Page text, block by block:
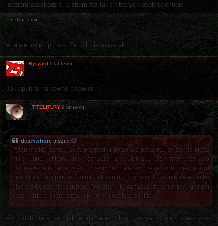
ludziom zaszkodzić, a znam też takich których osobiście lubię.
Lis 9 lat temu
A ja nie lubię ćpunów. Za to lubię narkotyki.
Ryszard 9 lat temu
Jak cpun to na pewno pisowiec...
TITELITURY 9 lat temu
deathwhore pisze:
Pytanie takie samo, jak w przypadku pytania o pedałów: to, że nie kręcą
mnie inne chłopy, nie oznacza z automatu, że mam coś do
homoseksualistów, a wręcz przeciwnie, uważam, że powinni mieć prawo
brać śluby i adoptować dzieci. Tak samo z ćpunami, to, że nie walę białka
albo wódy, czy nie słucham Prodziży, nie oznacza, że chcę tym ludziom
zaszkodzić, a znam też takich których osobiście lubię.
Ach, och, feta jest jak wóda, więc skoro wszyscy piją, to wszyscy